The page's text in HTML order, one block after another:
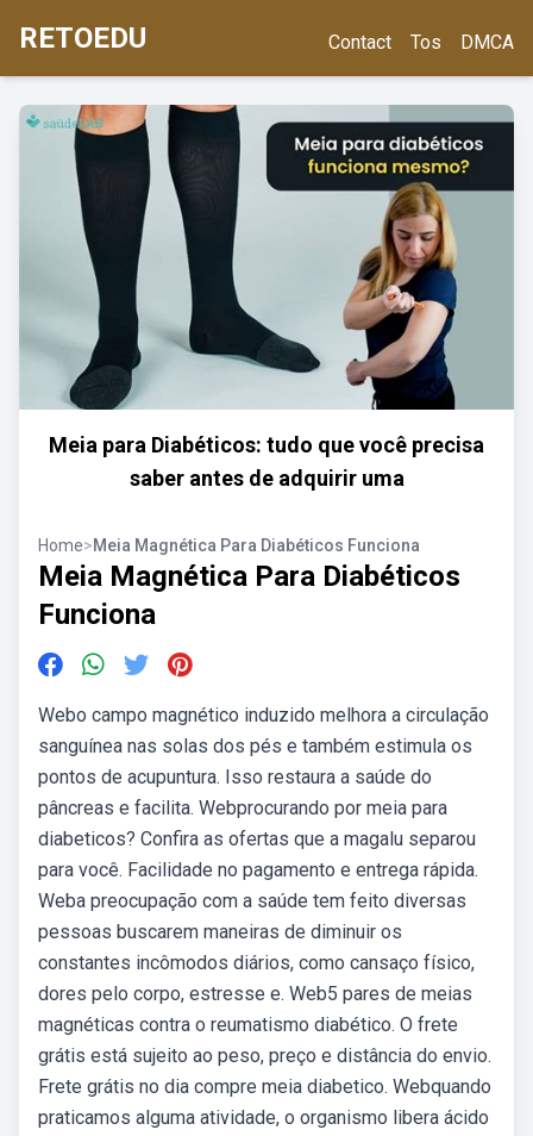
RETOEDU Contact Tos DMCA
Meia para Diabéticos: tudo que você precisa
saber antes de adquirir uma
Home>Meia Magnética Para Diabéticos Funciona
Meia Magnética Para Diabéticos
Funciona
Webo campo magnético induzido melhora a circulação
sanguínea nas solas dos pés e também estimula os
pontos de acupuntura. Isso restaura a saúde do
pâncreas e facilita. Webprocurando por meia para
diabeticos? Confira as ofertas que a magalu separou
para você. Facilidade no pagamento e entrega rápida.
Weba preocupação com a saúde tem feito diversas
pessoas buscarem maneiras de diminuir os
constantes incômodos diários, como cansaço físico,
dores pelo corpo, estresse e. Web5 pares de meias
magnéticas contra o reumatismo diabético. O frete
grátis está sujeito ao peso, preço e distância do envio.
Frete grátis no dia compre meia diabetico. Webquando
praticamos alguma atividade, o organismo libera ácido